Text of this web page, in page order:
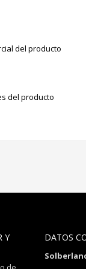
del producto
del producto
Y
DATOS